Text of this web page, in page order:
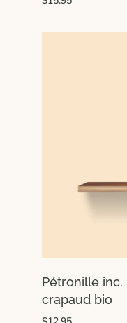
Pétronille inc.
crapaud bio